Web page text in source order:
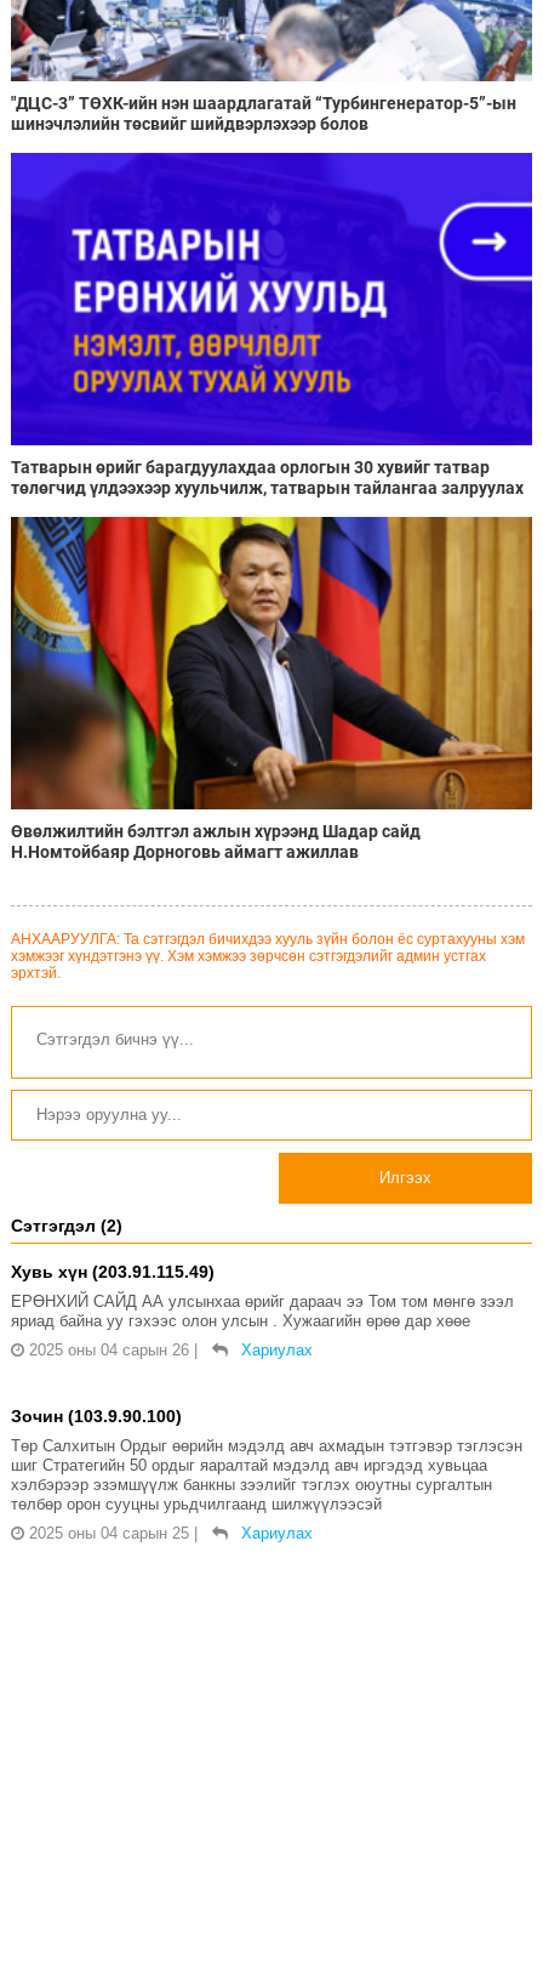
"ДЦС-3” ТӨХК-ийн нэн шаардлагатай “Турбингенератор-5”-ын
шинэчлэлийн төсвийг шийдвэрлэхээр болов
Татварын өрийг барагдуулахдаа орлогын 30 хувийг татвар
төлөгчид үлдээхээр хуульчилж, татварын тайлангаа залруулах
Өвөлжилтийн бэлтгэл ажлын хүрээнд Шадар сайд
Н.Номтойбаяр Дорноговь аймагт ажиллав
АНХААРУУЛГА: Та сэтгэгдэл бичихдээ хууль зүйн болон ёс суртахууны хэм
хэмжээг хүндэтгэнэ үү. Хэм хэмжээ зөрчсөн сэтгэгдэлийг админ устгах
эрхтэй.
Илгээх
Сэтгэгдэл (2)
Хувь хүн (203.91.115.49)
ЕРӨНХИЙ САЙД АА улсынхаа өрийг дараач ээ Том том мөнгө зээл
яриад байна уу гэхээс олон улсын . Хужаагийн өрөө дар хөөе
2025 оны 04 сарын 26 | Хариулах
Зочин (103.9.90.100)
Төр Салхитын Ордыг өөрийн мэдэлд авч ахмадын тэтгэвэр тэглэсэн
шиг Стратегийн 50 ордыг яаралтай мэдэлд авч иргэдэд хувьцаа
хэлбэрээр эзэмшүүлж банкны зээлийг тэглэх оюутны сургалтын
төлбөр орон сууцны урьдчилгаанд шилжүүлээсэй
2025 оны 04 сарын 25 | Хариулах